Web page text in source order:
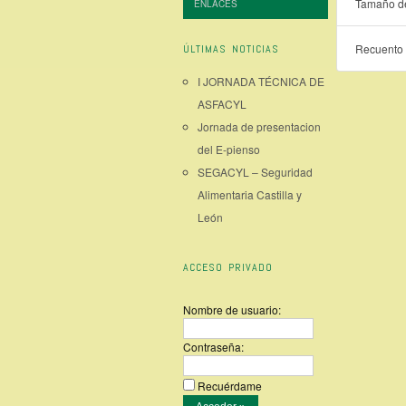
ENLACES
ÚLTIMAS NOTICIAS
I JORNADA TÉCNICA DE
ASFACYL
Jornada de presentacion
del E-pienso
SEGACYL – Seguridad
Alimentaria Castilla y
León
ACCESO PRIVADO
Nombre de usuario:
Contraseña:
Recuérdame
Tamaño